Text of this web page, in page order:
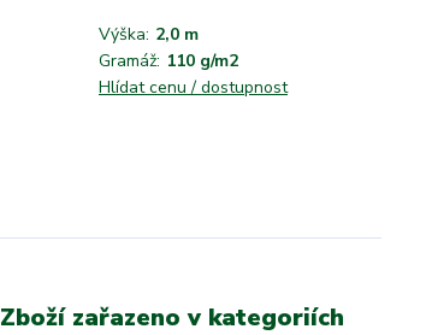
Výška: 2,0 m
Gramáž: 110 g/m2
Hlídat cenu / dostupnost
Zboží zařazeno v kategoriích